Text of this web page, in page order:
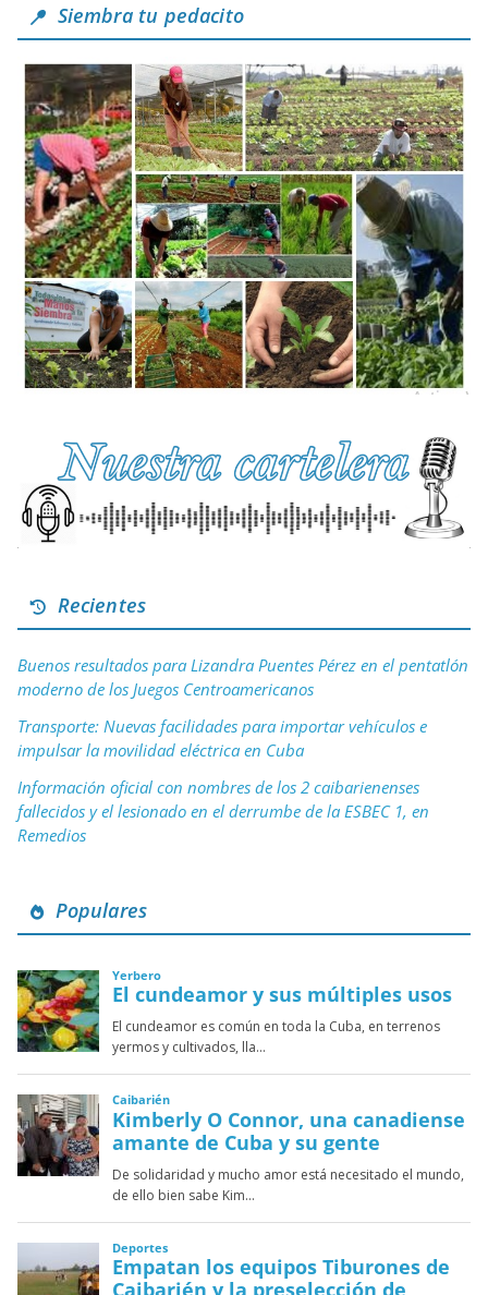
Siembra tu pedacito
Recientes
Buenos resultados para Lizandra Puentes Pérez en el pentatlón
moderno de los Juegos Centroamericanos
Transporte: Nuevas facilidades para importar vehículos e
impulsar la movilidad eléctrica en Cuba
Información oficial con nombres de los 2 caibarienenses
fallecidos y el lesionado en el derrumbe de la ESBEC 1, en
Remedios
Populares